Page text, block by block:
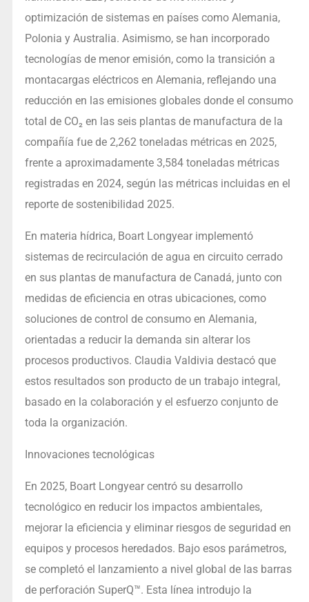
optimización de sistemas en países como Alemania,
Polonia y Australia. Asimismo, se han incorporado
tecnologías de menor emisión, como la transición a
montacargas eléctricos en Alemania, reflejando una
reducción en las emisiones globales donde el consumo
total de CO₂ en las seis plantas de manufactura de la
compañía fue de 2,262 toneladas métricas en 2025,
frente a aproximadamente 3,584 toneladas métricas
registradas en 2024, según las métricas incluidas en el
reporte de sostenibilidad 2025.
En materia hídrica, Boart Longyear implementó
sistemas de recirculación de agua en circuito cerrado
en sus plantas de manufactura de Canadá, junto con
medidas de eficiencia en otras ubicaciones, como
soluciones de control de consumo en Alemania,
orientadas a reducir la demanda sin alterar los
procesos productivos. Claudia Valdivia destacó que
estos resultados son producto de un trabajo integral,
basado en la colaboración y el esfuerzo conjunto de
toda la organización.
Innovaciones tecnológicas
En 2025, Boart Longyear centró su desarrollo
tecnológico en reducir los impactos ambientales,
mejorar la eficiencia y eliminar riesgos de seguridad en
equipos y procesos heredados. Bajo esos parámetros,
se completó el lanzamiento a nivel global de las barras
de perforación SuperQ™. Esta línea introdujo la